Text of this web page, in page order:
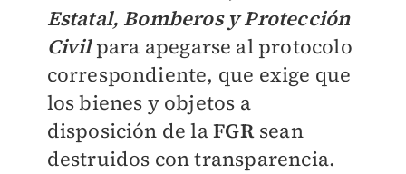
Estatal, Bomberos y Protección
Civilpara apegarse al protocolo
correspondiente, que exige que
los bienes y objetos a
disposición de laFGR sean
destruidos con transparencia.